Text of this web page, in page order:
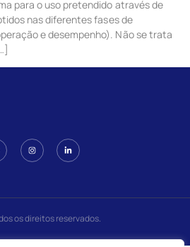
para o uso pretendido através de
nas diferentes fases de
e desempenho). Não se trata
os direitos reservados.